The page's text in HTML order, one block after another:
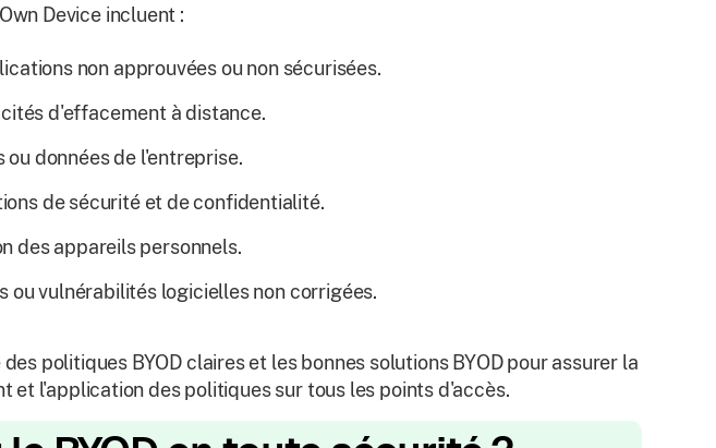
Device incluent :
non approuvées ou non sécurisées.
d'effacement à distance.
données de l'entreprise.
de sécurité et de confidentialité.
des appareils personnels.
ou vulnérabilités logicielles non corrigées.
politiques BYOD claires et les bonnes solutions BYOD pour assurer la
et l'application des politiques sur tous les points d'accès.